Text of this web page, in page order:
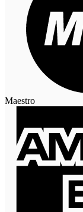
Maestro